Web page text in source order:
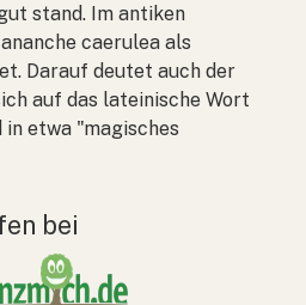
stand. Im antiken
caerulea als
Darauf deutet auch der
auf das lateinische Wort
etwa "magisches
bei